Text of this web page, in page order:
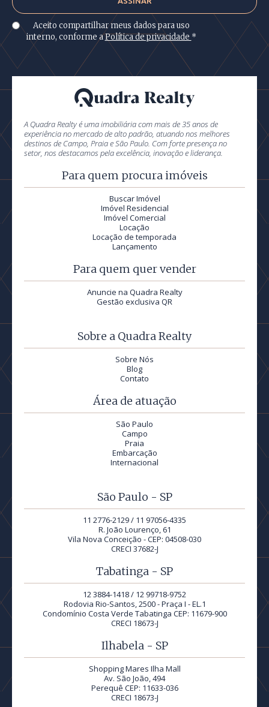
Aceito compartilhar meus dados para uso
interno, conforme aPolítica de privacidade *
A Quadra Realty é uma imobiliária com mais de 35 anos de
experiência no mercado de alto padrão, atuando nos melhores
destinos de Campo, Praia e São Paulo. Com forte presença no
setor, nos destacamos pela excelência, inovação e liderança.
Para quem procura imóveis
Buscar Imóvel
Imóvel Residencial
Imóvel Comercial
Locação
Locação de temporada
Lançamento
Para quem quer vender
Anuncie na Quadra Realty
Gestão exclusiva QR
Sobre a Quadra Realty
Sobre Nós
Blog
Contato
Área de atuação
São Paulo
Campo
Praia
Embarcação
Internacional
São Paulo - SP
11 2776-2129 / 11 97056-4335
R. João Lourenço, 61
Vila Nova Conceição - CEP: 04508-030
CRECI 37682-J
Tabatinga - SP
12 3884-1418 / 12 99718-9752
Rodovia Rio-Santos, 2500 - Praça I - EL.1
Condomínio Costa Verde Tabatinga CEP: 11679-900
CRECI 18673-J
Ilhabela - SP
Shopping Mares Ilha Mall
Av. São João, 494
Perequê CEP: 11633-036
CRECI 18673-J